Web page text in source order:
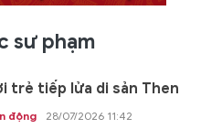
sư phạm
trẻ tiếp lửa di sản Then
động 28/07/2026 11:42